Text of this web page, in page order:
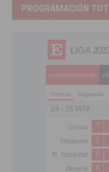
PROGRAMACIÓN TDT